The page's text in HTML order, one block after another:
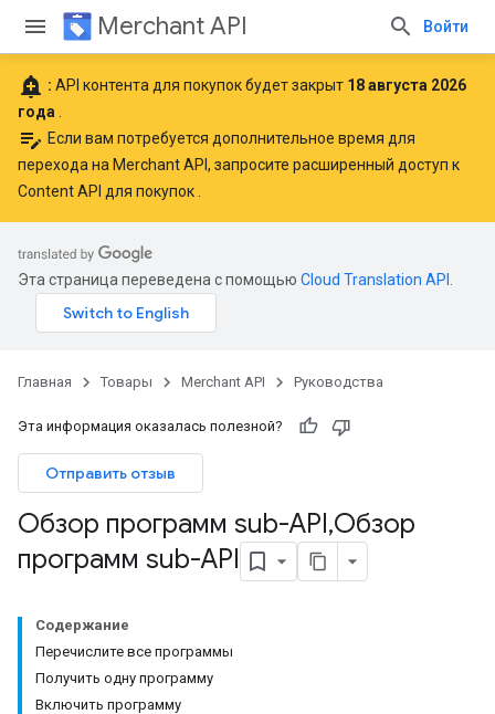
Merchant API Войти
add_alert : API контента для покупок будет закрыт 18 августа 2026
года
edit_note Если вам потребуется дополнительное время для
перехода на Merchant API, запросите расширенный доступ к
Content API для покупок
Эта страница переведена с помощью Cloud Translation API
Главная Товары Merchant API Руководства
Эта информация оказалась полезной?
Отправить отзыв
Обзор программ sub-API,Обзор
программ sub-API
Содержание
Перечислите все программы
Получить одну программу
Включить программу